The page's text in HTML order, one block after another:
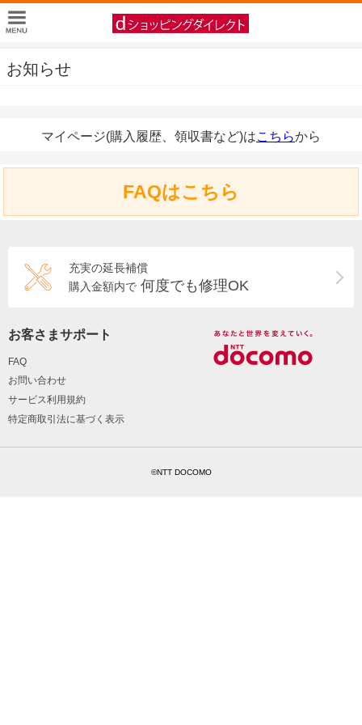
お知らせ
マイページ(購入履歴、領収書など)はこちらから
FAQはこちら
充実の延長補償
購入金額内で 何度でも修理OK
お客さまサポート
FAQ
お問い合わせ
サービス利用規約
特定商取引法に基づく表示
©NTT DOCOMO